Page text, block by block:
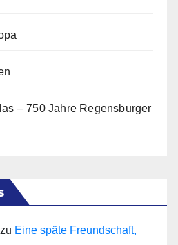
– 750 Jahre Regensburger
zu Eine späte Freundschaft,